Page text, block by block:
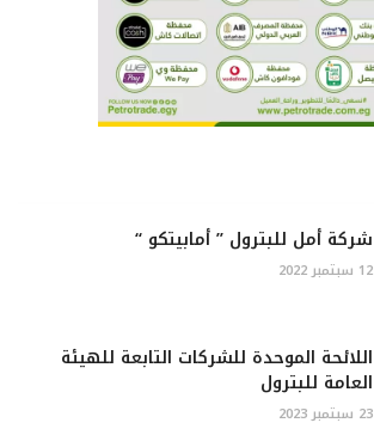
شركة أمل للبترول ” أمابيتكو “
12 سبتمبر 2022
اللائحة الموحدة للشركات التابعة للهيئة
العامة للبترول
23 سبتمبر 2023